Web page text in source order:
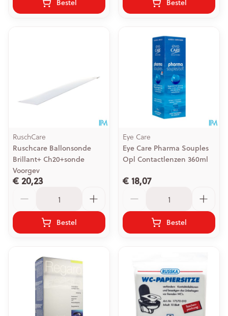
Bestel Bestel
RuschCare
Ruschcare Ballonsonde
Brillant+ Ch20+sonde
Voorgev
€ 20,23
Bestel
Eye Care
Eye Care Pharma Souples
Opl Contactlenzen 360ml
€ 18,07
Bestel